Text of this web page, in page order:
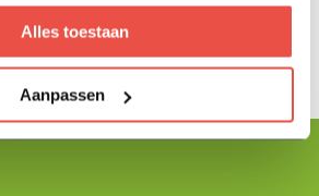
Alles toestaan
Aanpassen